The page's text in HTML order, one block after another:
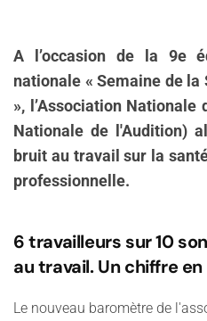
A l’occasion de la 9e
nationale « Semaine de la
», l’Association Nationale
Nationale de l'Audition)
bruit au travail sur la
professionnelle.
6 travailleurs sur 10
au travail. Un chiffre
Le nouveau baromètre de